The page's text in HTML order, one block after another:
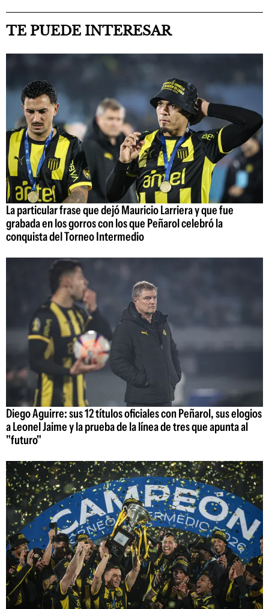
TE PUEDE INTERESAR
La particular frase que dejó Mauricio Larriera y que fue
grabada en los gorros con los que Peñarol celebró la
conquista del Torneo Intermedio
Diego Aguirre: sus 12 títulos oficiales con Peñarol, sus elogios
a Leonel Jaime y la prueba de la línea de tres que apunta al
"futuro"